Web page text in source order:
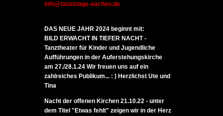
info@tanzetage-aachen.de
DAS NEUE JAHR 2024 beginnt mit:
BILD ERWACHT IN TIEFER NACHT -
Tanztheater für Kinder und Jugendliche
Aufführungen in der Auferstehungskirche
am 27./28.1.24 Wir freuen uns auf ein
zahlreiches Publikum... : ) Herzlichst Ute und
Tina
Nacht der offenen Kirchen 21.10.22 - unter
dem Titel "Etwas fehlt" zeigen wir in der Herz